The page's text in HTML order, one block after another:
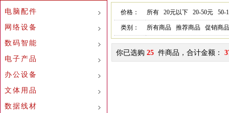
电脑配件
网络设备
数码智能
电子产品
办公设备
文体用品
数据线材
价格： 所有 20元以下 20-50元 50-
类别： 所有商品 推荐商品 促销商品
你已选购 25 件商品，合计金额：